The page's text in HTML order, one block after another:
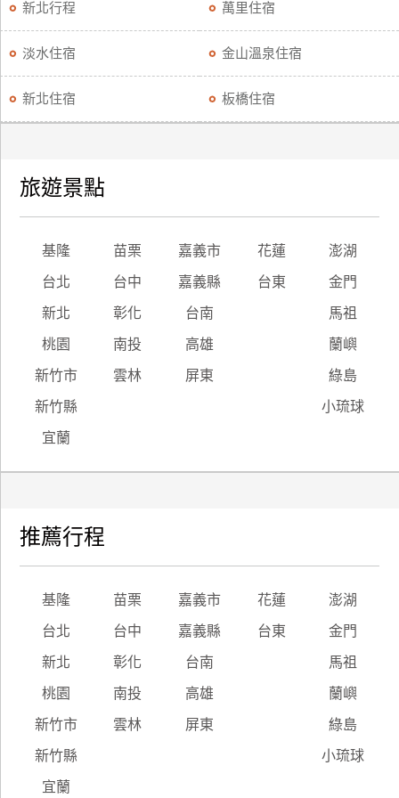
新北行程 萬里住宿
淡水住宿 金山溫泉住宿
新北住宿 板橋住宿
旅遊景點
基隆 苗栗 嘉義市 花蓮 澎湖
台北 台中 嘉義縣 台東 金門
新北 彰化 台南 馬祖
桃園 南投 高雄 蘭嶼
新竹市 雲林 屏東 綠島
新竹縣 小琉球
宜蘭
推薦行程
基隆 苗栗 嘉義市 花蓮 澎湖
台北 台中 嘉義縣 台東 金門
新北 彰化 台南 馬祖
桃園 南投 高雄 蘭嶼
新竹市 雲林 屏東 綠島
新竹縣 小琉球
宜蘭